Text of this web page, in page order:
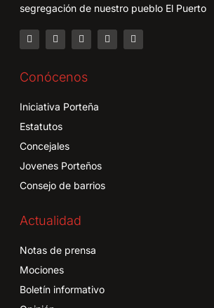
segregación de nuestro pueblo El Puerto
Conócenos
Iniciativa Porteña
Estatutos
Concejales
Jovenes Porteños
Consejo de barrios
Actualidad
Notas de prensa
Mociones
Boletín informativo